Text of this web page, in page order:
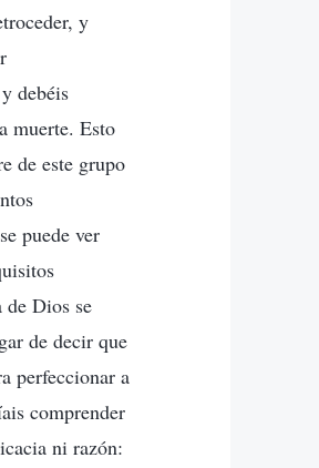
y
debéis
muerte. Esto
de este grupo
puede ver
de Dios se
de decir que
perfeccionar a
comprender
ni razón: